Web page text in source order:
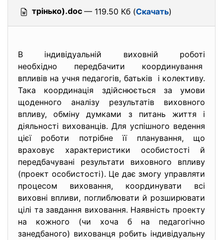
трінько).doc — 119.50 Кб (Скачать)
В індивідуальній виховній роботі
необхідно передбачити координування
впливів на учня педагогів, батьків і колективу.
Така координація здійснюється за умови
щоденного аналізу результатів виховного
впливу, обміну думками з питань життя і
діяльності вихованців. Для успішного ведення
цієї роботи потрібне її планування, що
враховує характеристики особистості й
передбачувані результати виховного впливу
(проект особистості). Це дає змогу управляти
процесом виховання, координувати всі
виховні впливи, поглиблювати й розширювати
цілі та завдання виховання. Наявність проекту
на кожного (чи хоча б на педагогічно
занедбаного) вихованця робить індивідуальну